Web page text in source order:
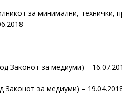
за минимални, технички,
Законот за медиуми) –
Законот за медиуми) –